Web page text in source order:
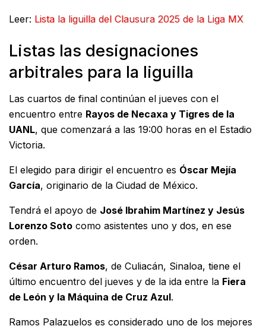
Leer: Lista la liguilla del Clausura 2025 de la Liga MX
Listas las designaciones
arbitrales para la liguilla
Las cuartos de final continúan el jueves con el
encuentro entre Rayos de Necaxa y Tigres de la
UANL, que comenzará a las 19:00 horas en el Estadio
Victoria.
El elegido para dirigir el encuentro es Óscar Mejía
García, originario de la Ciudad de México.
Tendrá el apoyo de José Ibrahim Martínez y Jesús
Lorenzo Soto como asistentes uno y dos, en ese
orden.
César Arturo Ramos, de Culiacán, Sinaloa, tiene el
último encuentro del jueves y de la ida entre la Fiera
de León y la Máquina de Cruz Azul.
Ramos Palazuelos es considerado uno de los mejores